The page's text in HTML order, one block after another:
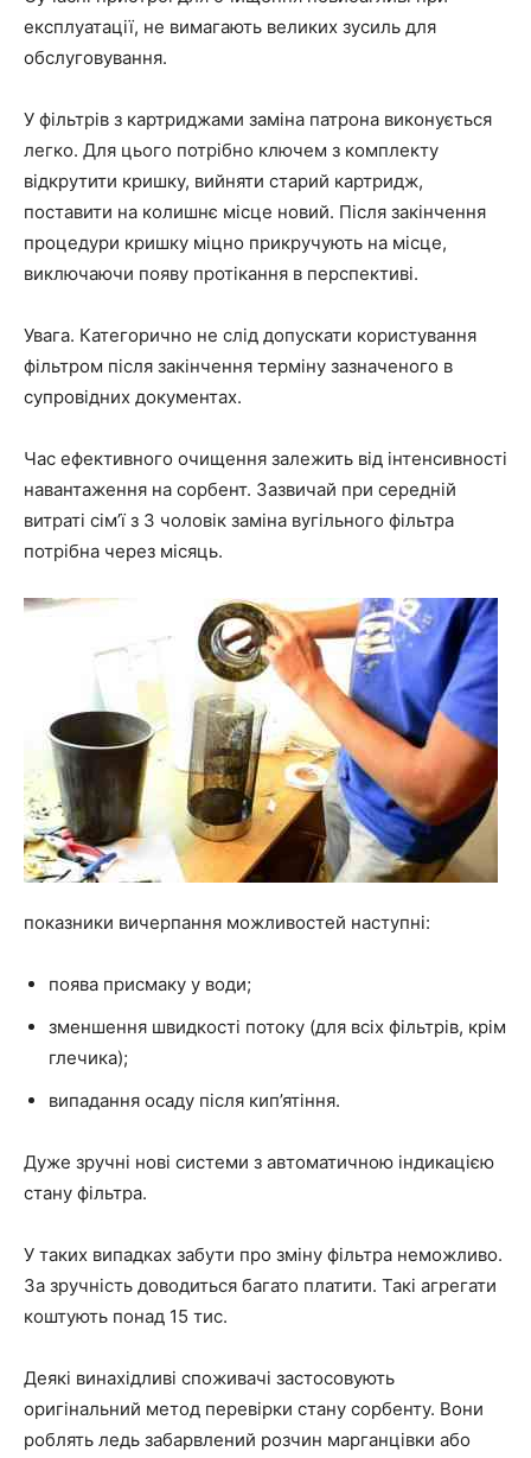
експлуатації, не вимагають великих зусиль для
обслуговування.
У фільтрів з картриджами заміна патрона виконується
легко. Для цього потрібно ключем з комплекту
відкрутити кришку, вийняти старий картридж,
поставити на колишнє місце новий. Після закінчення
процедури кришку міцно прикручують на місце,
виключаючи появу протікання в перспективі.
Увага. Категорично не слід допускати користування
фільтром після закінчення терміну зазначеного в
супровідних документах.
Час ефективного очищення залежить від інтенсивності
навантаження на сорбент. Зазвичай при середній
витраті сім’ї з 3 чоловік заміна вугільного фільтра
потрібна через місяць.
показники вичерпання можливостей наступні:
поява присмаку у води;
зменшення швидкості потоку (для всіх фільтрів, крім
глечика);
випадання осаду після кип’ятіння.
Дуже зручні нові системи з автоматичною індикацією
стану фільтра.
У таких випадках забути про зміну фільтра неможливо.
За зручність доводиться багато платити. Такі агрегати
коштують понад 15 тис.
Деякі винахідливі споживачі застосовують
оригінальний метод перевірки стану сорбенту. Вони
роблять ледь забарвлений розчин марганцівки або